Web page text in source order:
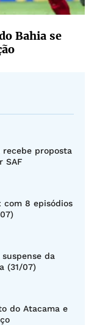
Bahia se
proposta
SAF
8 episódios
da
(31/07)
do Atacama e